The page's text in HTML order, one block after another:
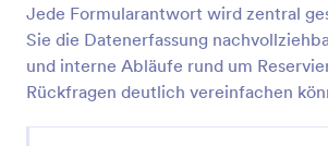
Jede Formularantwort wird zentral
Sie die Datenerfassung
und interne Abläufe rund um
Rückfragen deutlich vereinfachen
von den Mitarbeitern des
Museum verwendet wird, um den
Ticketverkäufe und -käufe zu
Sie diese kostenlose Vorlage für ein
Formular auf Ihrer Website, um einen
Go to Category:
Bestellformulare